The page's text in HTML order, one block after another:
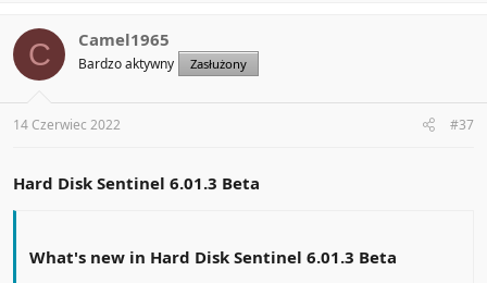
t
i
o
s
:
C Camel1965
Bardzo aktywny Zasłużony
14 Czerwiec 2022 #37
Hard Disk Sentinel 6.01.3 Beta
What's new in Hard Disk Sentinel 6.01.3 Beta